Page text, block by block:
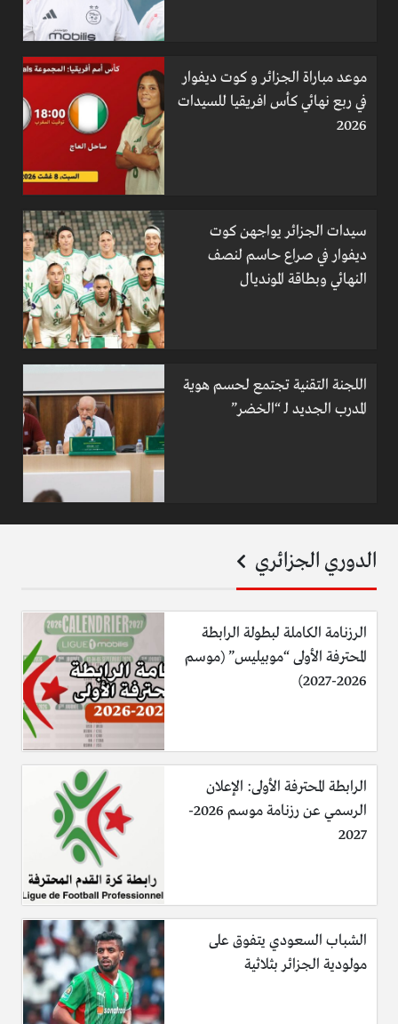
موعد مباراة الجزائر و كوت ديفوار
في ربع نهائي كأس افريقيا للسيدات
2026
سيدات الجزائر يواجهن كوت
ديفوار في صراع حاسم لنصف
النهائي وبطاقة المونديال
اللجنة التقنية تجتمع لحسم هوية
المدرب الجديد لـ “الخضر”
الدوري الجزائري
الرزنامة الكاملة لبطولة الرابطة
المحترفة الأولى “موبيليس” (موسم
2026-2027)
الرابطة المحترفة الأولى: الإعلان
الرسمي عن رزنامة موسم 2026-
2027
الشباب السعودي يتفوق على
مولودية الجزائر بثلاثية